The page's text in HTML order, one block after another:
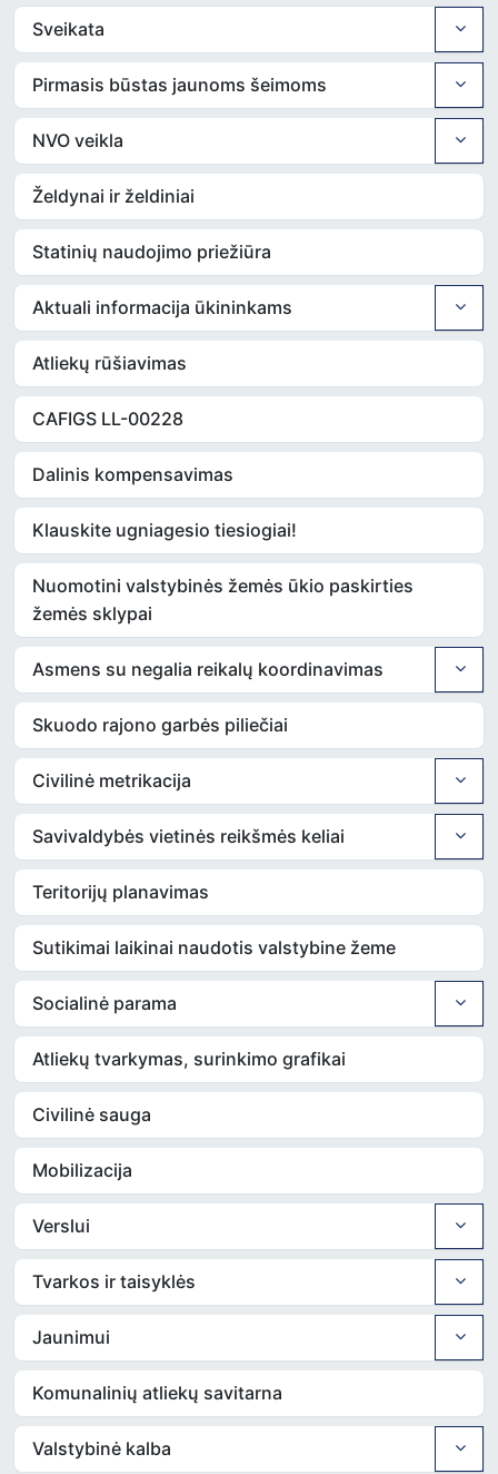
Sveikata
Pirmasis būstas jaunoms šeimoms
NVO veikla
Želdynai ir želdiniai
Statinių naudojimo priežiūra
Aktuali informacija ūkininkams
Atliekų rūšiavimas
CAFIGS LL-00228
Dalinis kompensavimas
Klauskite ugniagesio tiesiogiai!
Nuomotini valstybinės žemės ūkio paskirties
žemės sklypai
Asmens su negalia reikalų koordinavimas
Skuodo rajono garbės piliečiai
Civilinė metrikacija
Savivaldybės vietinės reikšmės keliai
Teritorijų planavimas
Sutikimai laikinai naudotis valstybine žeme
Socialinė parama
Atliekų tvarkymas, surinkimo grafikai
Civilinė sauga
Mobilizacija
Verslui
Tvarkos ir taisyklės
Jaunimui
Komunalinių atliekų savitarna
Valstybinė kalba